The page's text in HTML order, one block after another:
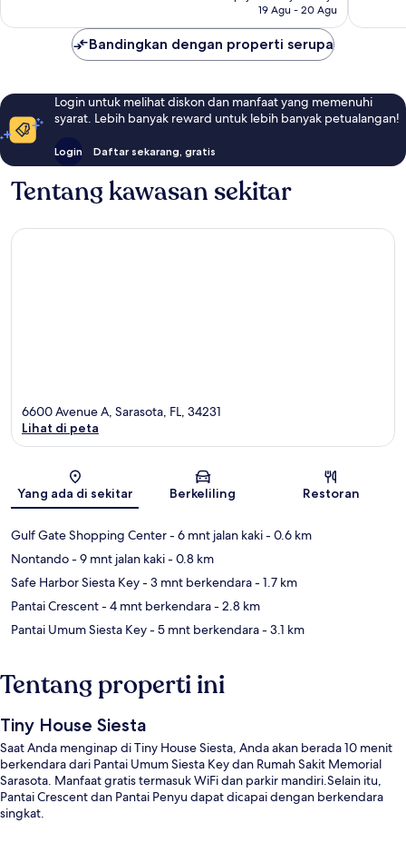
19 Agu - 20 Agu
Bandingkan dengan properti serupa
Login untuk melihat diskon dan manfaat yang memenuhi
syarat. Lebih banyak reward untuk lebih banyak petualangan!
Login Daftar sekarang, gratis
Tentang kawasan sekitar
Peta
6600 Avenue A, Sarasota, FL, 34231
Lihat di peta
Yang ada di sekitar Berkeliling Restoran
Gulf Gate Shopping Center- 6 mnt jalan kaki- 0.6 km
Nontando- 9 mnt jalan kaki- 0.8 km
Safe Harbor Siesta Key- 3 mnt berkendara- 1.7 km
Pantai Crescent- 4 mnt berkendara- 2.8 km
Pantai Umum Siesta Key- 5 mnt berkendara- 3.1 km
Tentang properti ini
Tiny House Siesta
Saat Anda menginap di Tiny House Siesta, Anda akan berada 10 menit
berkendara dari Pantai Umum Siesta Key dan Rumah Sakit Memorial
Sarasota. Manfaat gratis termasuk WiFi dan parkir mandiri.Selain itu,
Pantai Crescent dan Pantai Penyu dapat dicapai dengan berkendara
singkat.